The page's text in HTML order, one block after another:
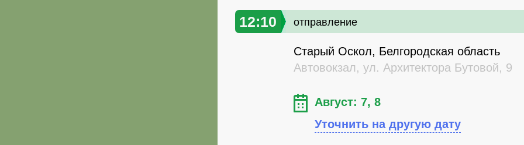
12:10 отправление
Старый Оскол, Белгородская область
Автовокзал, ул. Архитектора Бутовой, 9
Август: 7, 8
Уточнить на другую дату